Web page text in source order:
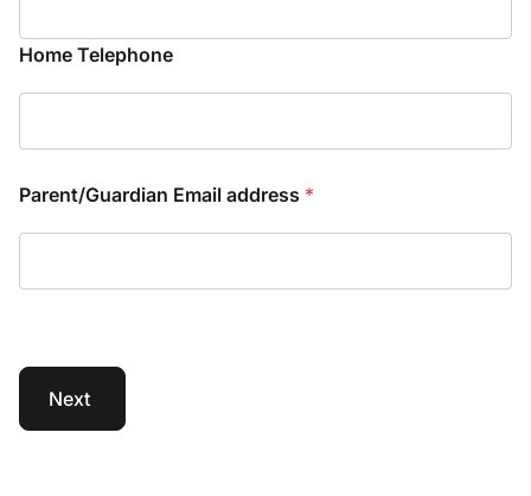
Home Telephone
Parent/Guardian Email address *
Next